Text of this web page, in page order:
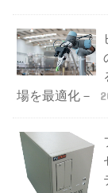
場を最適化－